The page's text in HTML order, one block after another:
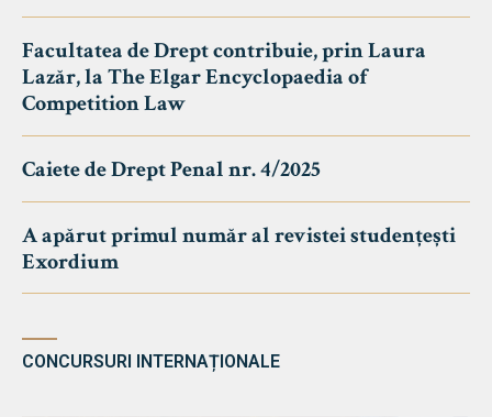
Facultatea de Drept contribuie, prin Laura
Lazăr, la The Elgar Encyclopaedia of
Competition Law
Caiete de Drept Penal nr. 4/2025
A apărut primul număr al revistei studențești
Exordium
CONCURSURI INTERNAȚIONALE